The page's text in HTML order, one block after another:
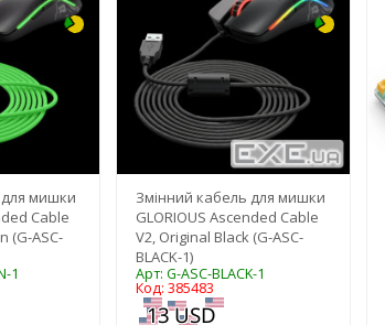
мишки
Cable
(G-ASC-
1
Змінний кабель для мишки
GLORIOUS Ascended Cable
V2, Original Black (G-ASC-
BLACK-1)
Арт: G-ASC-BLACK-1
Код: 385483